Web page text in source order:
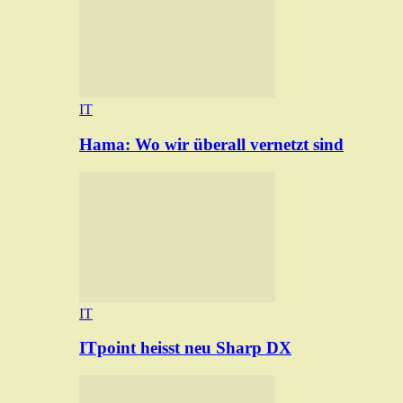
IT
Hama: Wo wir überall vernetzt sind
IT
ITpoint heisst neu Sharp DX